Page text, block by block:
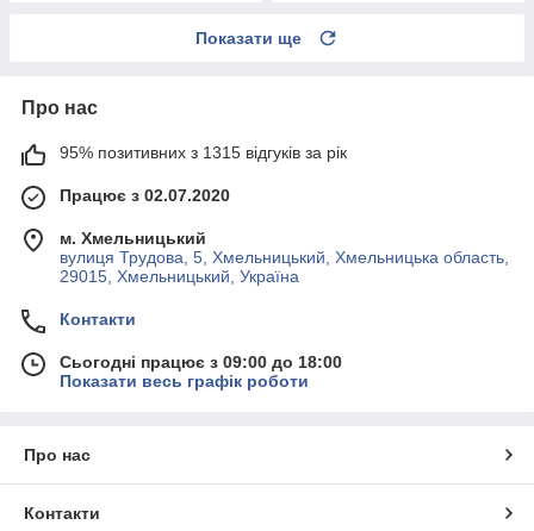
Показати ще
Про нас
95% позитивних з 1315 відгуків за рік
Працює з 02.07.2020
м. Хмельницький
вулиця Трудова, 5, Хмельницький, Хмельницька область,
29015, Хмельницький, Україна
Контакти
Сьогодні працює з 09:00 до 18:00
Показати весь графік роботи
Про нас
Контакти